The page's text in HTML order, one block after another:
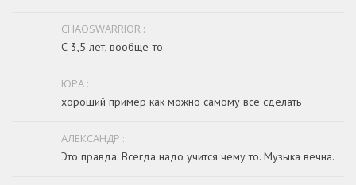
CHAOSWARRIOR :
С 3,5 лет, вообще-то.
ЮРА :
хороший пример как можно самому все сделать
АЛЕКСАНДР :
Это правда. Всегда надо учится чему то. Музыка вечна.